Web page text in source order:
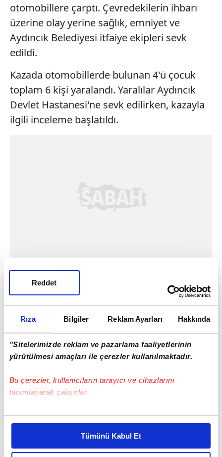
Rıza Bilgiler Reklam Ayarları Hakkında
"Sitelerimizde reklam ve pazarlama faaliyetlerinin
yürütülmesi amaçları ile çerezler kullanılmaktadır.
Bu çerezler, kullanıcıların tarayıcı ve cihazlarını
tanımlayarak çalışırlar.
Bu çerezlere izin vermeniz halinde sizlere özel
daha iyi reklam deneyimi yaşatabiliriz. Bunu yaparken
amacımızın size daha iyi bir reklam deneyimi sunmak
Tümünü Kabul Et
Reddet
otomobillere çarptı. Çevredekilerin ihbarı
üzerine olay yerine sağlık, emniyet ve
Aydıncık Belediyesi itfaiye ekipleri sevk
edildi.
Kazada otomobillerde bulunan 4'ü çocuk
toplam 6 kişi yaralandı. Yaralılar Aydıncık
Devlet Hastanesi'ne sevk edilirken, kazayla
ilgili inceleme başlatıldı.
Muhammed Emin Akyıldırım - Editör